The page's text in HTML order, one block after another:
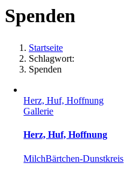
Spenden
Startseite
Schlagwort:
Spenden
Herz, Huf, Hoffnung
Gallerie
Herz, Huf, Hoffnung
MilchBärtchen-Dunstkreis